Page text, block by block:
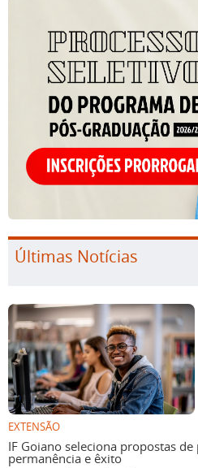
Últimas Notícias
EXTENSÃO
IF Goiano seleciona propostas
permanência e êxito